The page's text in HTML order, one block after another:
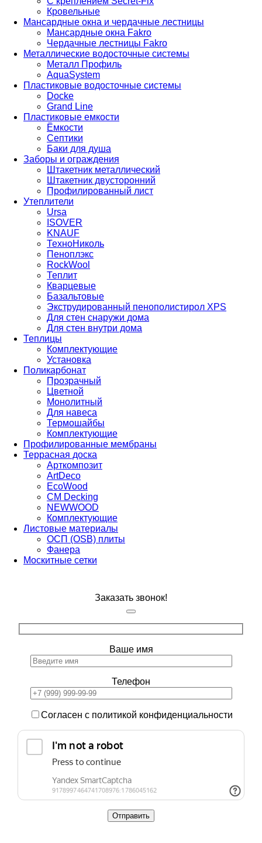
Кровельные
Мансардные окна и чердачные лестницы
Мансардные окна Fakro
Чердачные лестницы Fakro
Металлические водосточные системы
Металл Профиль
AquaSystem
Пластиковые водосточные системы
Docke
Grand Line
Пластиковые емкости
Ёмкости
Септики
Баки для душа
Заборы и ограждения
Штакетник металлический
Штакетник двусторонний
Профилированный лист
Утеплители
Ursa
ISOVER
KNAUF
ТехноНиколь
Пеноплэкс
RockWool
Теплит
Кварцевые
Базальтовые
Экструдированный пенополистирол XPS
Для стен снаружи дома
Для стен внутри дома
Теплицы
Комплектующие
Установка
Поликарбонат
Прозрачный
Цветной
Монолитный
Для навеса
Термошайбы
Комплектующие
Профилированные мембраны
Террасная доска
Арткомпозит
ArtDeco
EcoWood
CM Decking
NEWWOOD
Комплектующие
Листовые материалы
ОСП (OSB) плиты
Фанера
Москитные сетки
Заказать звонок!
Ваше имя
Телефон
Согласен с политикой конфиденциальности